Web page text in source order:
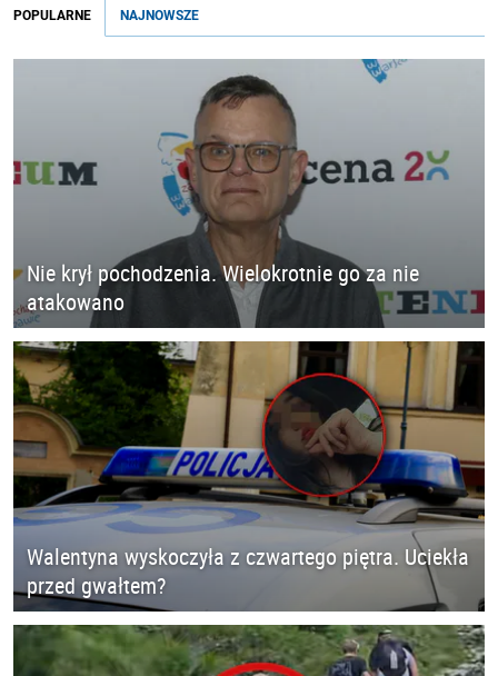
POPULARNE NAJNOWSZE
Nie krył pochodzenia. Wielokrotnie go za nie
atakowano
Walentyna wyskoczyła z czwartego piętra. Uciekła
przed gwałtem?